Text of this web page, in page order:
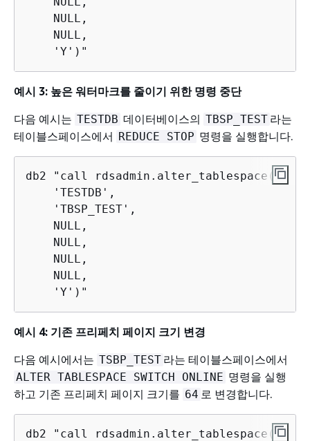
    NULL,
    NULL,
    'Y')"
예시 3: 높은 워터마크를 줄이기 위한 명령 중단
다음 예시는 TESTDB 데이터베이스의 TBSP_TEST 라는
테이블스페이스에서 REDUCE STOP 명령을 실행합니다.
db2 "call rdsadmin.alter_tablespace(
    'TESTDB',
    'TBSP_TEST',
    NULL,
    NULL,
    NULL,
    NULL,
    'Y')"
예시 4: 기존 프리페치 페이지 크기 변경
다음 예시에서는 TSBP_TEST 라는 테이블스페이스에서
ALTER TABLESPACE SWITCH ONLINE 명령을 실행
하고 기존 프리페치 페이지 크기를 64 로 변경합니다.
db2 "call rdsadmin.alter_tablespace(